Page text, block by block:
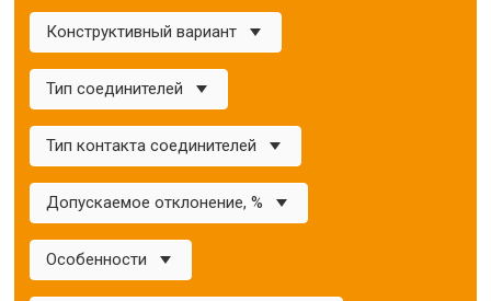
Конструктивный вариант
Тип соединителей
Тип контакта соединителей
Допускаемое отклонение, %
Особенности